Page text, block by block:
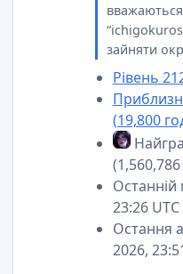
зайняти
Рівень
(19,800
Останній
23:26 UTC
Остання
2026,